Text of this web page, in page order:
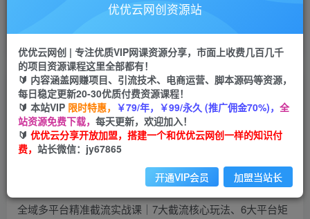
立即购买
全域多平台精准截流实战课｜7大截流核心玩法、6
大平台矩阵布局、私域导流、AI话术批量生成、精
准打粉闭环教程
优优云网创
3 0
全域多平台精准截流实战课｜7大截流核心玩法、6大平台矩
优优云网创资源站
优优云网创 | 专注优质VIP网课资源分享，市面上收费几百几千
的项目资源课程这里全部都有！
🔰 内容涵盖网赚项目、引流技术、电商运营、脚本源码等资源，
每日稳定更新20-30优质付费资源课程！
🔰 本站VIP 限时特惠， ￥79/年，￥99/永久 (推广佣金70%)， 全
站资源免费下载， 每天更新，欢迎加入！
🔰 优优云分享开放加盟，搭建一个和优优云网创一样的知识付
费， 站长微信：jy67865
开通VIP会员 加盟当站长